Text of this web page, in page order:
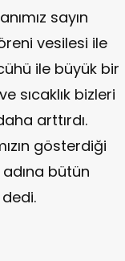
sayın
vesilesi ile
ile büyük bir
sıcaklık bizleri
arttırdı.
gösterdiği
bütün